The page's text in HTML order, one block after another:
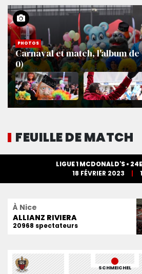
PHOTOS
Carnaval et match, l'album de
0)
FEUILLE DE MATCH
LIGUE 1 MCDONALD'S •
18 FÉVRIER 2023
À Nice
ALLIANZ RIVIERA
20968 spectateurs
SCHMEICHEL